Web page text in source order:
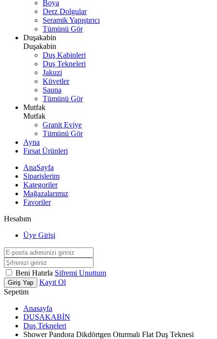
Boya
Derz Dolgular
Seramik Yapıştırıcı
Tümünü Gör
Duşakabin
Duşakabin
Duş Kabinleri
Duş Tekneleri
Jakuzi
Küvetler
Sauna
Tümünü Gör
Mutfak
Mutfak
Granit Eviye
Tümünü Gör
Ayna
Fırsat Ürünleri
AnaSayfa
Siparişlerim
Kategoriler
Mağazalarımız
Favoriler
Hesabım
Üye Girişi
Beni Hatırla Şifremi Unuttum
Giriş Yap
Kayıt Ol
Sepetim
Anasayfa
DUŞAKABİN
Duş Tekneleri
Shower Pandora Dikdörtgen Oturmalı Flat Duş Teknesi